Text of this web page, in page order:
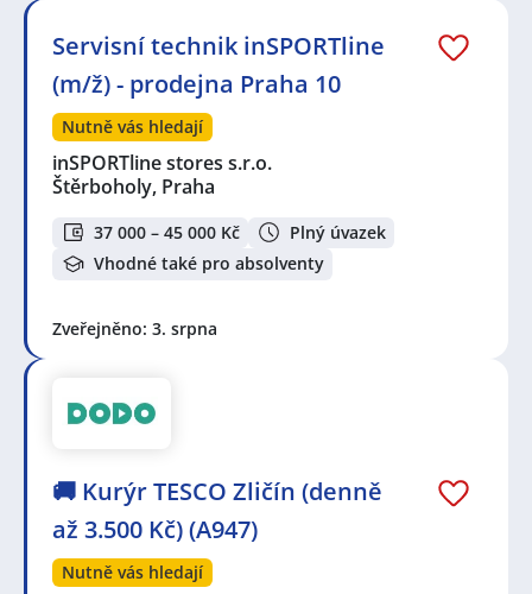
Servisní technik inSPORTline
(m/ž) - prodejna Praha 10
Nutně vás hledají
inSPORTline stores s.r.o.
Štěrboholy, Praha
37 000 – 45 000 Kč
Plný úvazek
Vhodné také pro absolventy
Zveřejněno: 3. srpna
🚚 Kurýr TESCO Zličín (denně
až 3.500 Kč) (A947)
Nutně vás hledají